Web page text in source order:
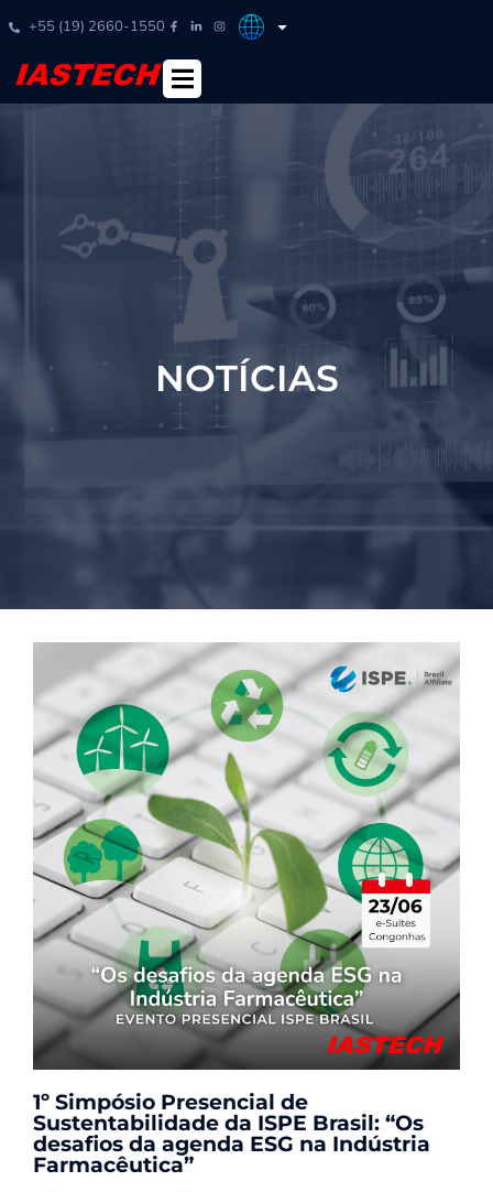
+55 (19) 2660-1550
NOTÍCIAS
1º Simpósio Presencial de
Sustentabilidade da ISPE Brasil: “Os
desafios da agenda ESG na Indústria
Farmacêutica”